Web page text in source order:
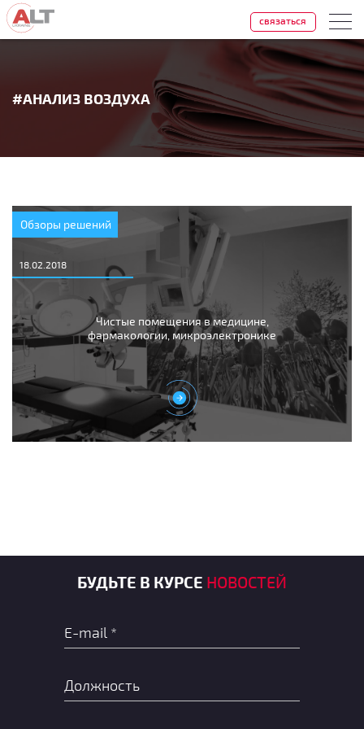
#АНАЛИЗ ВОЗДУХА
связаться
Обзоры решений
18.02.2018
Чистые помещения в медицине,
фармакологии, микроэлектронике
БУДЬТЕ В КУРСЕ НОВОСТЕЙ